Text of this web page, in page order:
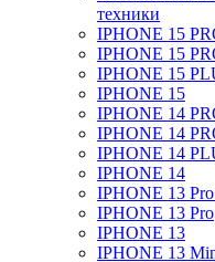
техники
IPHONE 15
IPHONE 15
IPHONE 15
IPHONE 15
IPHONE 14
IPHONE 14
IPHONE 14
IPHONE 14
IPHONE 13
IPHONE 13 Pro
IPHONE 13
IPHONE 13